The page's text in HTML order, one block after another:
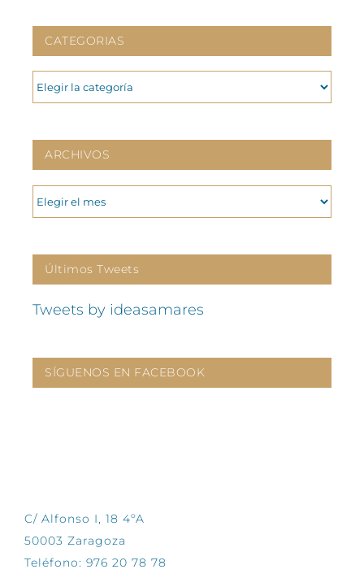
CATEGORIAS
CATEGORIAS
ARCHIVOS
ARCHIVOS
Últimos Tweets
Tweets by ideasamares
SÍGUENOS EN FACEBOOK
C/ Alfonso I, 18 4ºA
50003 Zaragoza
Teléfono: 976 20 78 78